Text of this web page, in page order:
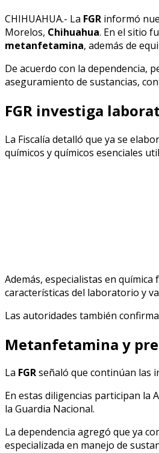
CHIHUAHUA.- La FGR informó
Morelos, Chihuahua. En el sitio
metanfetamina, además de
De acuerdo con la dependencia,
aseguramiento de sustancias,
FGR investiga
La Fiscalía detalló que ya se
químicos y químicos esenciales
Además, especialistas en
características del laboratorio y
Las autoridades también
Metanfetamina y
La FGRseñaló que continúan las
En estas diligencias participan la
la Guardia Nacional.
La dependencia agregó que ya
especializada en manejo de